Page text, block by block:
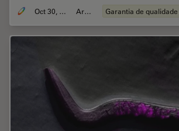
Oct 30, 2025 Article